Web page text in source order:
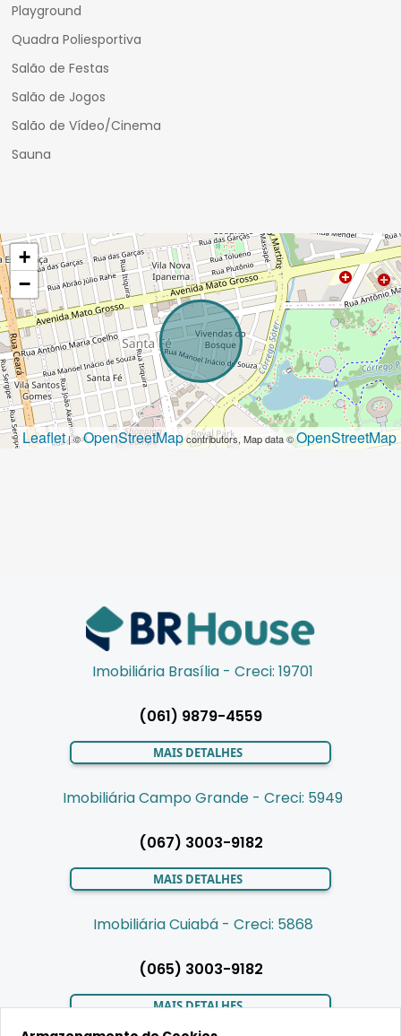
Playground
Quadra Poliesportiva
Salão de Festas
Salão de Jogos
Salão de Vídeo/Cinema
Sauna
+
−
Leaflet| ©OpenStreetMapcontributors, Map data ©OpenStreetMap
Imobiliária Brasília - Creci: 19701
(061) 9879-4559
MAIS DETALHES
Imobiliária Campo Grande - Creci: 5949
(067) 3003-9182
MAIS DETALHES
Imobiliária Cuiabá - Creci: 5868
(065) 3003-9182
MAIS DETALHES